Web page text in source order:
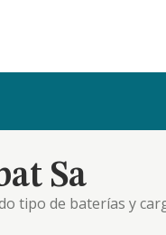
Sa
tipo de baterías y